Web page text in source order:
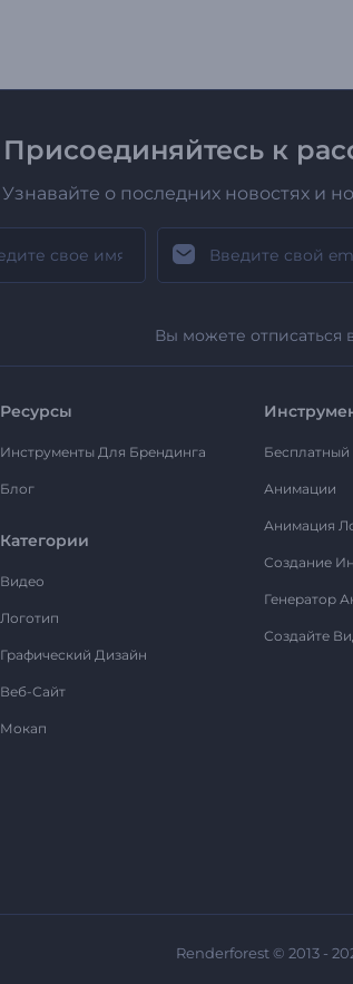
Присоединяйтесь к
Узнавайте о последних новостях и
Вы можете отписаться
Ресурсы
Инструменты Для Брендинга
Блог
Категории
Видео
Логотип
Графический Дизайн
Веб-Сайт
Мокап
Анимации
Анимация
Создание
Генератор
Создайте
Renderforest © 2013 -